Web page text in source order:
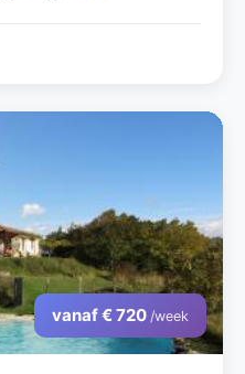
vanaf € 720 /week